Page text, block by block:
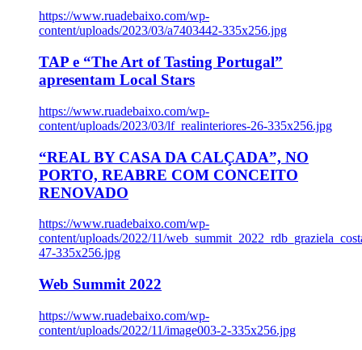
https://www.ruadebaixo.com/wp-
content/uploads/2023/03/a7403442-335x256.jpg
TAP e “The Art of Tasting Portugal”
apresentam Local Stars
https://www.ruadebaixo.com/wp-
content/uploads/2023/03/lf_realinteriores-26-335x256.jpg
“REAL BY CASA DA CALÇADA”, NO
PORTO, REABRE COM CONCEITO
RENOVADO
https://www.ruadebaixo.com/wp-
content/uploads/2022/11/
47-335x256.jpg
Web Summit 2022
https://www.ruadebaixo.com/wp-
content/uploads/2022/11/image003-2-335x256.jpg